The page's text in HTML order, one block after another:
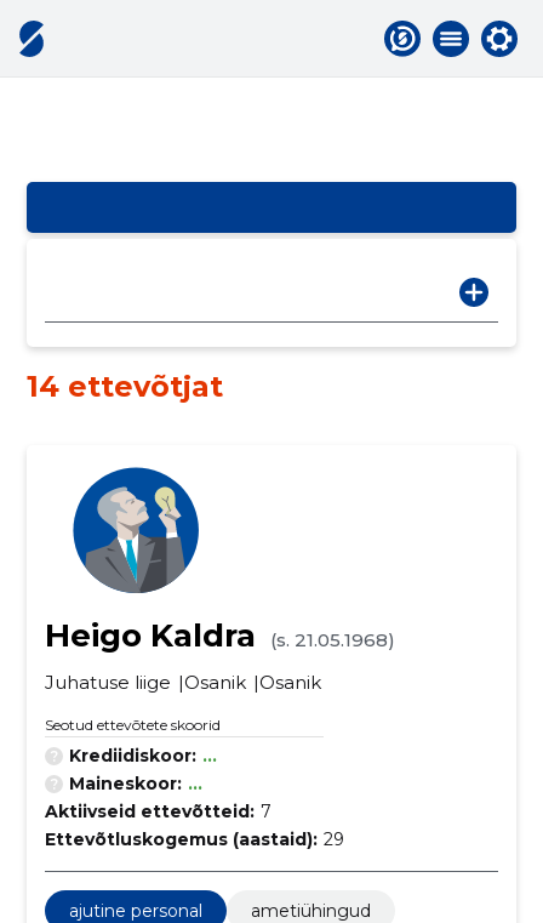
14 ettevõtjat
Heigo Kaldra
(s. 21.05.1968)
Juhatuse liige
Osanik Osanik
Seotud ettevõtete skoorid
Krediidiskoor: ...
Maineskoor: ...
Aktiivseid ettevõtteid: 7
Ettevõtluskogemus (aastaid): 29
ajutine personal
ametiühingud